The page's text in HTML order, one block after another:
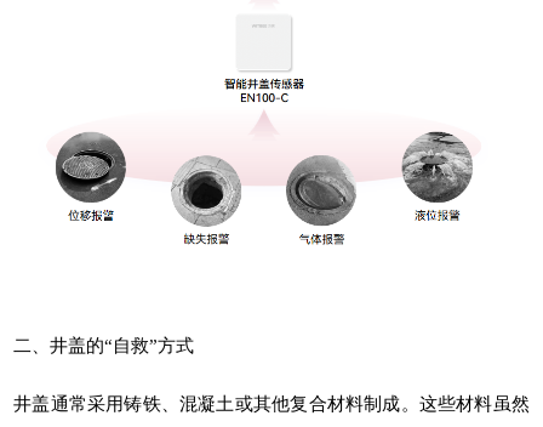
二、井盖的“自救”方式
井盖通常采用铸铁、混凝土或其他复合材料制成。这些材料虽然